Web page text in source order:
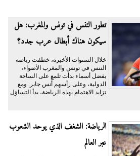
تطور التنس في تونس والمغرب: هل
سيكون هناك أبطال عرب جدد؟
خلال السنوات الأخيرة، خطفت رياضة
التنس في تونس والمغرب الأضواء،
بفضل أسماء بدأت تلمع على الساحة
الدولية، وعلى رأسهم أُنس جابر. ومع
تزايد الاهتمام بهذه الرياضة، بدأ التساؤل
الرياضة: الشغف الذي يوحد الشعوب
عبر العالم